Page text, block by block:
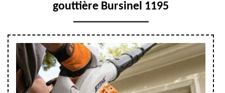
gouttière Bursinel 1195